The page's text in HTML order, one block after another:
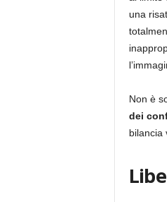
una
Non è
dei
bilancia